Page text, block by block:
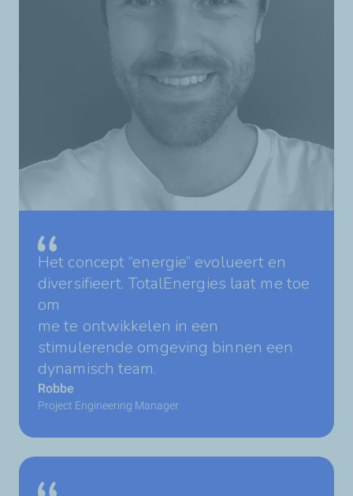
Het concept “energie” evolueert en
diversifieert. TotalEnergies laat me toe
om
me te ontwikkelen in een
stimulerende omgeving binnen een
dynamisch team.
Robbe
Project Engineering Manager